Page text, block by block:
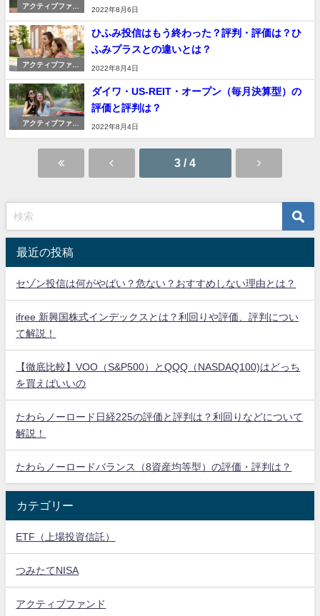
アクティブファン
2022年8月6日
アクティブファン
ひふみ投信はもう終わった？評判・評価は？ひ
ふみプラスとの違いとは？
2022年8月4日
アクティブファン
ダイワ・US-REIT・オープン（毎月決算型）の
評価と評判は？
2022年8月4日
3 / 4
最近の投稿
セゾン投信は何がやばい？危ない？おすすめしない理由とは？
ifree 新興国株式インデックスとは？利回りや評価、評判につい
て解説！
【徹底比較】VOO（S&P500）とQQQ（NASDAQ100)はどっち
を買えばいいの
たわらノーロード日経225の評価と評判は？利回りなどについて
解説！
たわらノーロードバランス（8資産均等型）の評価・評判は？
カテゴリー
ETF（上場投資信託）
つみたてNISA
アクティブファンド